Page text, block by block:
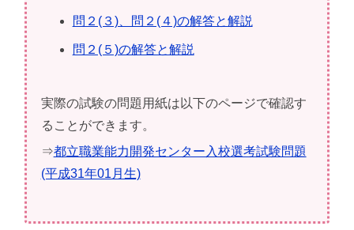
問２(３)、問２(４)の解答と解説
問２(５)の解答と解説
実際の試験の問題用紙は以下のページで確認す
ることができます。
⇒都立職業能力開発センター入校選考試験問題
(平成31年01月生)